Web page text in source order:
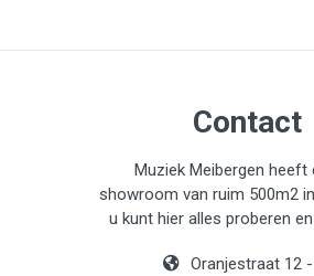
Contact
Muziek Meibergen heeft
showroom van ruim 500m2
u kunt hier alles proberen
Oranjestraat 12